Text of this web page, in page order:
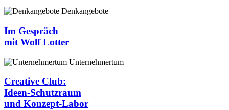
Denkangebote
Im Gespräch
mit Wolf Lotter
Unternehmertum
Creative Club:
Ideen-Schutzraum
und Konzept-Labor